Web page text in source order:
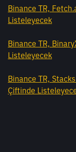
Binance TR,
Listeleyecek
Binance TR,
Listeleyecek
Binance TR,
Çiftinde